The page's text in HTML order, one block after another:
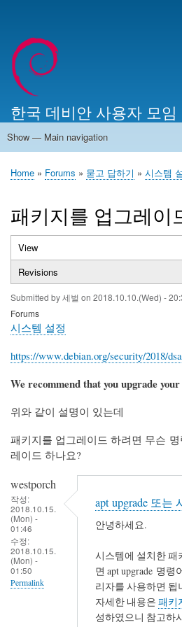
account
menu
한국 데비안 사용자 모임
Main
Show — Main navigation
Home
알리는 말씀
최근 게시물
위키 문서
미러 서버
Breadcrumb
Home Forums 묻고 답하기 시스템
패키지를 업그레이
Primary
tabs
View
tab)
Revisions
Submitted by세벌 on 2018.10.10.(Wed) -
Forums
시스템 설정
https://www.debian.org/security/2018/
We recommend that you upgrade
위와 같이 설명이 있는데
패키지를 업그레이드 하려면 무슨
레이드 하나요?
westporch
작성:
2018.10.15.
(Mon) -
01:46
수정:
2018.10.15.
(Mon) -
01:50
Permalink
apt upgrade 또는
안녕하세요.
시스템에 설치한 패
면 apt upgrade 명
리자를 사용하면 됩
자세한 내용은 패키
성하였으니 참고하